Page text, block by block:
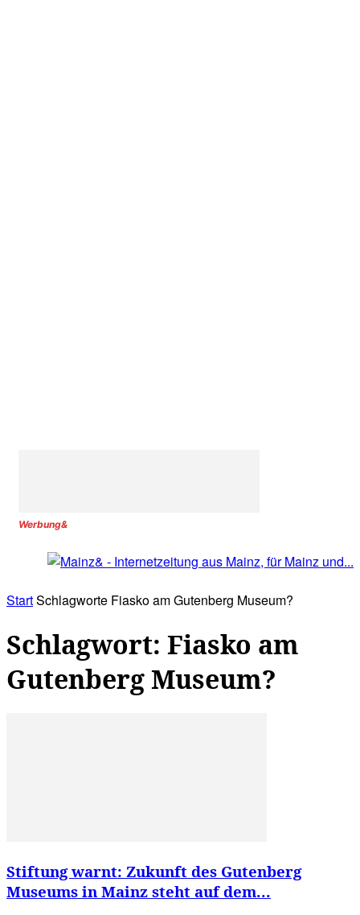
Werbung&
StartSchlagworte Fiasko am Gutenberg Museum?
Schlagwort: Fiasko am
Gutenberg Museum?
Stiftung warnt: Zukunft des Gutenberg
Museums in Mainz steht auf dem...